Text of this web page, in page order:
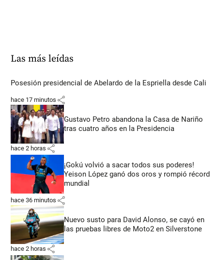
Las más leídas
Posesión presidencial de Abelardo de la Espriella desde Cali
hace 17 minutos share
Gustavo Petro abandona la Casa de Nariño
tras cuatro años en la Presidencia
hace 2 horas share
¡Gokú volvió a sacar todos sus poderes!
Yeison López ganó dos oros y rompió récord
mundial
hace 36 minutos share
Nuevo susto para David Alonso, se cayó en
las pruebas libres de Moto2 en Silverstone
hace 2 horas share